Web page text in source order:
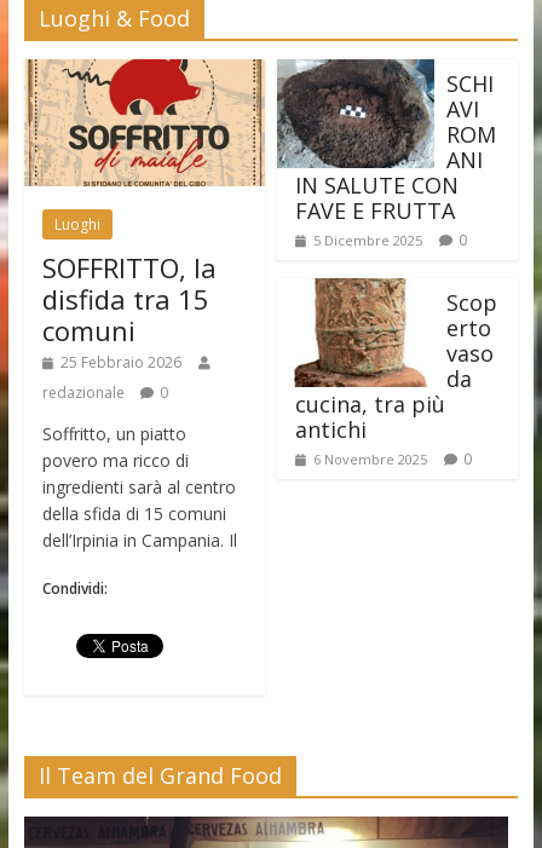
Luoghi & Food
Luoghi
SOFFRITTO, la
disfida tra 15
comuni
25 Febbraio 2026
redazionale
0
Soffritto, un piatto
povero ma ricco di
ingredienti sarà al centro
della sfida di 15 comuni
dell’Irpinia in Campania. Il
Condividi:
SCHI
AVI
ROM
ANI
IN SALUTE CON
FAVE E FRUTTA
5 Dicembre 2025 0
Scop
erto
vaso
da
cucina, tra più
antichi
6 Novembre 2025 0
Il Team del Grand Food